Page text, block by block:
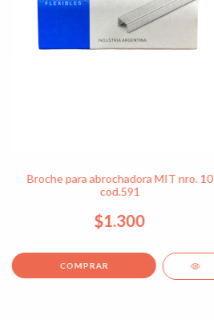
Broche para abrochadora MIT nro. 10
cod.591
$1.300